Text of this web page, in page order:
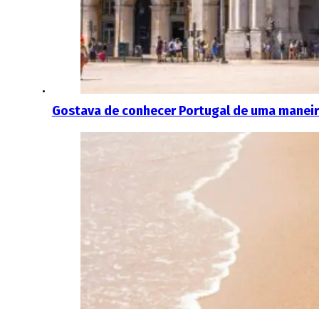
Gostava de conhecer Portugal de uma